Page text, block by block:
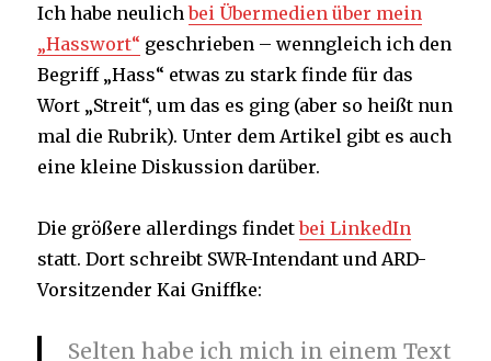
Job
ihr
Bestes?
weiß
es
nicht.
Ich habe neulichbei Übermedien über mein
„Hasswort“ geschrieben – wenngleich ich den
Begriff „Hass“ etwas zu stark finde für das
Wort „Streit“, um das es ging (aber so heißt nun
mal die Rubrik). Unter dem Artikel gibt es auch
eine kleine Diskussion darüber.
Die größere allerdings findetbei LinkedIn
statt. Dort schreibt SWR-Intendant und ARD-
Vorsitzender Kai Gniffke:
Selten habe ich mich in einem Text